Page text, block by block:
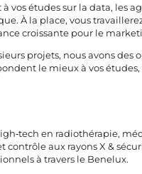
études sur la data, les
À la place, vous
croissante pour le
projets, nous avons
le mieux à vos
en radiothérapie,
aux rayons X &
à travers le Benelux.